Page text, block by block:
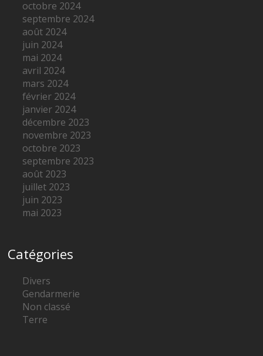
octobre 2024
septembre 2024
août 2024
juin 2024
mai 2024
avril 2024
mars 2024
février 2024
janvier 2024
décembre 2023
novembre 2023
octobre 2023
septembre 2023
août 2023
juillet 2023
juin 2023
mai 2023
Catégories
Divers
Gendarmerie
Non classé
Terre